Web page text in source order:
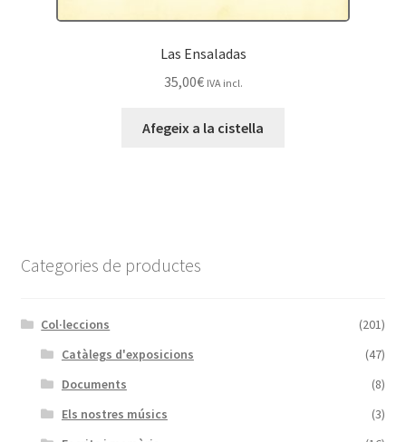
Las Ensaladas
35,00€ IVA incl.
Afegeix a la cistella
Categories de productes
Col·leccions
(201)
Catàlegs d'exposicions
(47)
Documents
(8)
Els nostres músics
(3)